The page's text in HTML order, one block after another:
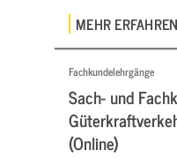
MEHR ERFAHREN
Fachkundelehrgänge
Sach- und
(Online)